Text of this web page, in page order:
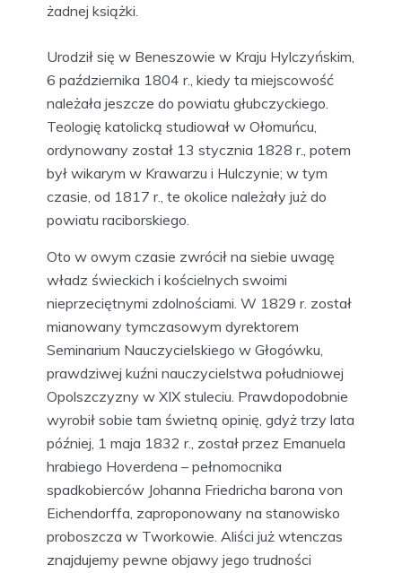
żadnej książki.
Urodził się w Beneszowie w Kraju Hylczyńskim,
6 października 1804 r., kiedy ta miejscowość
należała jeszcze do powiatu głubczyckiego.
Teologię katolicką studiował w Ołomuńcu,
ordynowany został 13 stycznia 1828 r., potem
był wikarym w Krawarzu i Hulczynie; w tym
czasie, od 1817 r., te okolice należały już do
powiatu raciborskiego.
Oto w owym czasie zwrócił na siebie uwagę
władz świeckich i kościelnych swoimi
nieprzeciętnymi zdolnościami. W 1829 r. został
mianowany tymczasowym dyrektorem
Seminarium Nauczycielskiego w Głogówku,
prawdziwej kuźni nauczycielstwa południowej
Opolszczyzny w XIX stuleciu. Prawdopodobnie
wyrobił sobie tam świetną opinię, gdyż trzy lata
później, 1 maja 1832 r., został przez Emanuela
hrabiego Hoverdena – pełnomocnika
spadkobierców Johanna Friedricha barona von
Eichendorffa, zaproponowany na stanowisko
proboszcza w Tworkowie. Aliści już wtenczas
znajdujemy pewne objawy jego trudności